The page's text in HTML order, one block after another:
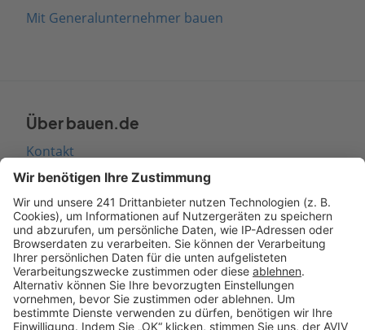
Mit Generalunternehmer bauen
Über bauen.de
Kontakt
Seitenaufbau
Barrierefreiheit
Cookie Einstellungen
Rechtliches
AGB-Übersicht